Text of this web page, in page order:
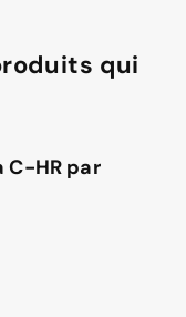
qui
C-HR par